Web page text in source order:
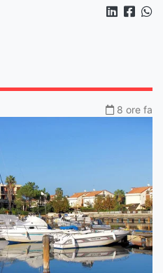
8 ore fa